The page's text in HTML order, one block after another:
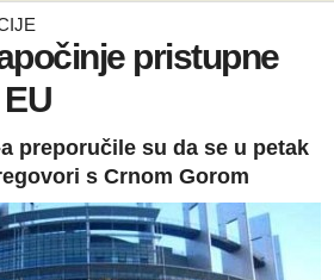
pristupne
preporučile su da se u petak
s Crnom Gorom